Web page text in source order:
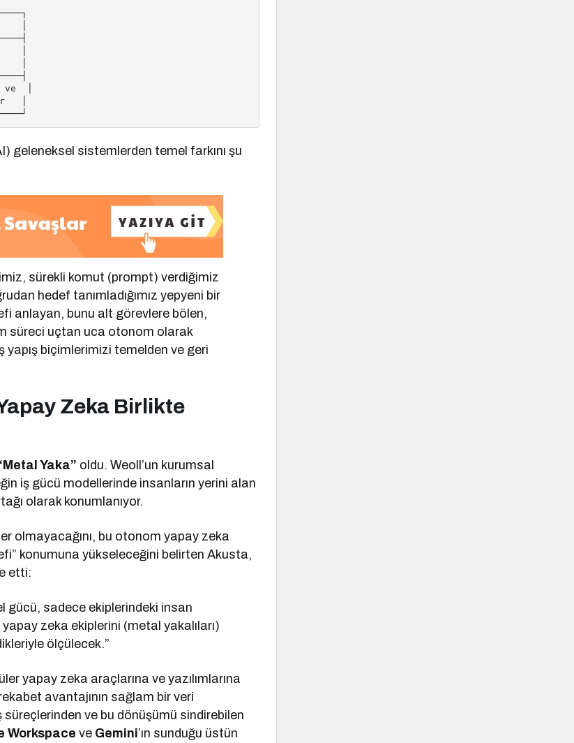
│
│
│
│
│
geleneksel sistemlerden temel farkını şu
sürekli komut (prompt) verdiğimiz
hedef tanımladığımız yepyeni bir
anlayan, bunu alt görevlere bölen,
süreci uçtan uca otonom olarak
yapış biçimlerimizi temelden ve geri
Zeka Birlikte
Yaka” oldu. Weoll’un kurumsal
iş gücü modellerinde insanların yerini alan
olarak konumlanıyor.
olmayacağını, bu otonom yapay zeka
konumuna yükseleceğini belirten Akusta,
etti:
gücü, sadece ekiplerindeki insan
zeka ekiplerini (metal yakalıları)
ölçülecek.”
yapay zeka araçlarına ve yazılımlarına
avantajının sağlam bir veri
ve bu dönüşümü sindirebilen
Workspace ve Gemini’ın sunduğu üstün